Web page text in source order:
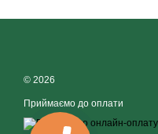
© 2026
Приймаємо до оплати